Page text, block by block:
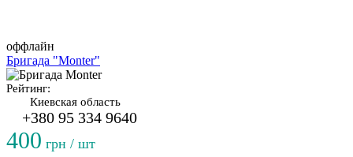
оффлайн
Бригада "Monter"
Рейтинг:
Киевская область
+380 95 334 9640
400 грн / шт